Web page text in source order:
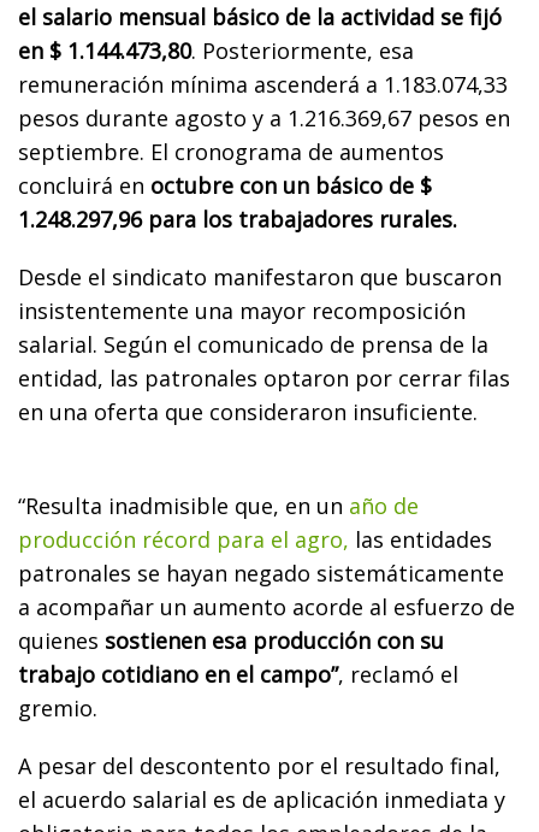
el salario mensual básico de la actividad se fijó
en $ 1.144.473,80. Posteriormente, esa
remuneración mínima ascenderá a 1.183.074,33
pesos durante agosto y a 1.216.369,67 pesos en
septiembre. El cronograma de aumentos
concluirá en octubre con un básico de $
1.248.297,96 para los trabajadores rurales.
Desde el sindicato manifestaron que buscaron
insistentemente una mayor recomposición
salarial. Según el comunicado de prensa de la
entidad, las patronales optaron por cerrar filas
en una oferta que consideraron insuficiente.
“Resulta inadmisible que, en un año de
producción récord para el agro, las entidades
patronales se hayan negado sistemáticamente
a acompañar un aumento acorde al esfuerzo de
quienes sostienen esa producción con su
trabajo cotidiano en el campo”, reclamó el
gremio.
A pesar del descontento por el resultado final,
el acuerdo salarial es de aplicación inmediata y